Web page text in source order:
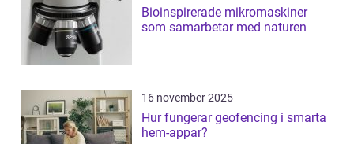
Bioinspirerade mikromaskiner
som samarbetar med naturen
16 november 2025
Hur fungerar geofencing i smarta
hem-appar?